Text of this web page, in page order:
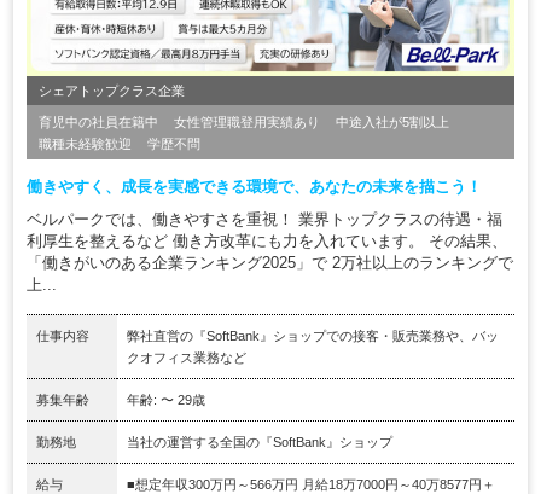
シェアトップクラス企業
育児中の社員在籍中 女性管理職登用実績あり
中途入社が5割以上
職種未経験歓迎
学歴不問
働きやすく、成長を実感できる環境で、あなたの未来を描こう！
ベルパークでは、働きやすさを重視！ 業界トップクラスの待遇・福
利厚生を整えるなど 働き方改革にも力を入れています。 その結果、
「働きがいのある企業ランキング2025」で 2万社以上のランキングで
上...
仕事内容
弊社直営の『SoftBank』ショップでの接客・販売業務や、バッ
クオフィス業務など
募集年齢 年齢: 〜 29歳
勤務地 当社の運営する全国の『SoftBank』ショップ
給与
■想定年収300万円～566万円 月給18万7000円～40万8577円＋